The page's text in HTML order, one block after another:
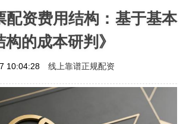
配资费用结构：基于基本
的成本研判》
10:04:28 线上靠谱正规配资